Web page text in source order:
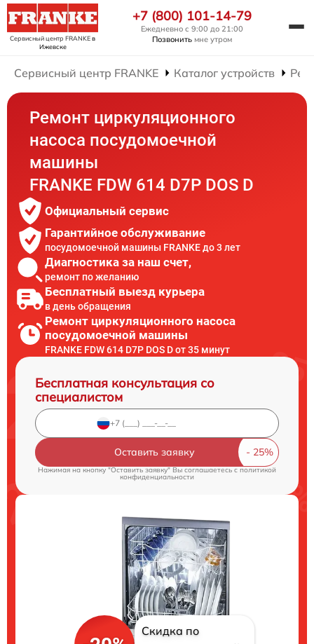
Сервисный центр FRANKEв
Ижевске
+7 (800) 101-14-79
Ежедневно с 9:00 до 21:00
Позвонить мне утром
Сервисный центр FRANKE Каталог устройств
Ремонт циркуляционного
насоса посудомоечной
машины
FRANKE FDW 614 D7P DOS D
Официальный сервис
Гарантийное обслуживание
посудомоечной машины FRANKE до 3 лет
Диагностика за наш счет,
ремонт по желанию
Бесплатный выезд курьера
в день обращения
Ремонт циркуляционного насоса
посудомоечной машины
FRANKE FDW 614 D7P DOS D от 35 минут
Бесплатная консультация со
специалистом
Оставить заявку
Нажимая на кнопку "Оставить заявку" Вы соглашаетесь cполитикой
конфиденциальности
Скидка по